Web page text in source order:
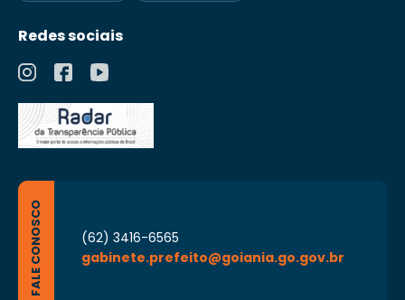
Redes sociais
FALE CONOSCO
(62) 3416-6565
gabinete.prefeito@goiania.go.gov.br